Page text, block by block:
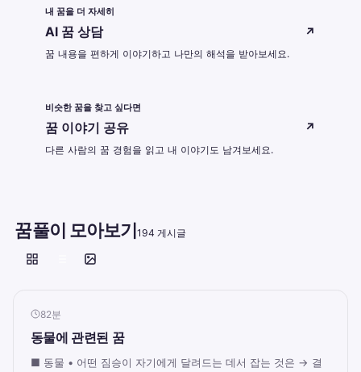
내 꿈을 더 자세히
AI 꿈 상담 ↗
꿈 내용을 편하게 이야기하고 나만의 해석을 받아보세요.
비슷한 꿈을 찾고 싶다면
꿈 이야기 공유 ↗
다른 사람의 꿈 경험을 읽고 내 이야기도 남겨보세요.
꿈풀이 모아보기194 게시글
82분
동물에 관련된 꿈
■ 동물 • 어떤 짐승이 자기에게 달려드는 데서 잡는 것은 → 결